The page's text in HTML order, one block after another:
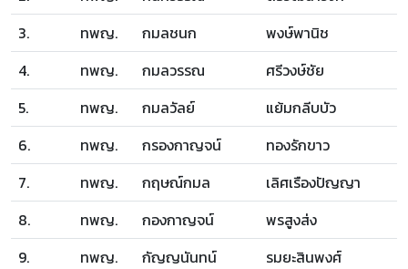
3.
ทพญ. กมลชนก
พงษ์พานิช
4.
ทพญ. กมลวรรณ
ศรีวงษ์ชัย
5.
ทพญ. กมลวัลย์
แย้มกลีบบัว
6.
ทพญ. กรองกาญจน์
ทองรักขาว
7.
ทพญ. กฤษณ์กมล
เลิศเรืองปัญญา
8.
ทพญ. กองกาญจน์
พรสูงส่ง
9.
ทพญ. กัญญนันทน์
รมยะสินพงศ์